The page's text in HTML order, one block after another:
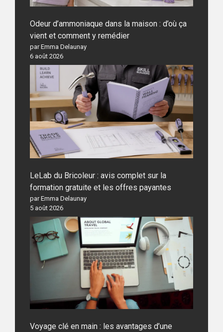
Odeur d’ammoniaque dans la maison : d’où ça
vient et comment y remédier
par Emma Delaunay
6 août 2026
LeLab du Bricoleur : avis complet sur la
formation gratuite et les offres payantes
par Emma Delaunay
5 août 2026
Voyage clé en main : les avantages d’une